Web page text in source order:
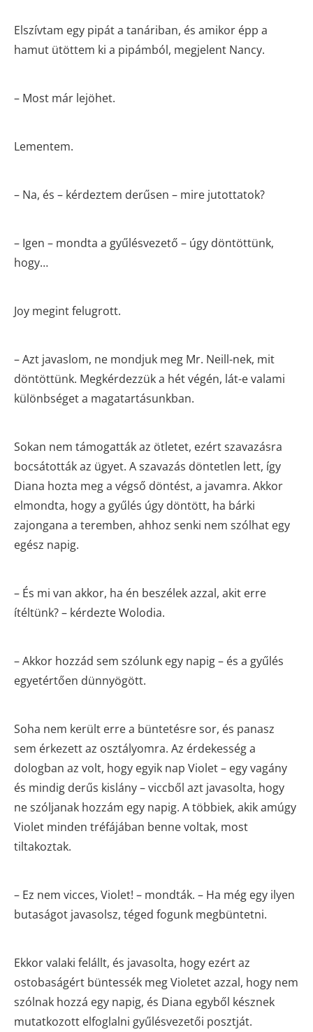
Elszívtam egy pipát a tanáriban, és amikor épp a
hamut ütöttem ki a pipámból, megjelent Nancy.
– Most már lejöhet.
Lementem.
– Na, és – kérdeztem derűsen – mire jutottatok?
– Igen – mondta a gyűlésvezető – úgy döntöttünk,
hogy…
Joy megint felugrott.
– Azt javaslom, ne mondjuk meg Mr. Neill-nek, mit
döntöttünk. Megkérdezzük a hét végén, lát-e valami
különbséget a magatartásunkban.
Sokan nem támogatták az ötletet, ezért szavazásra
bocsátották az ügyet. A szavazás döntetlen lett, így
Diana hozta meg a végső döntést, a javamra. Akkor
elmondta, hogy a gyűlés úgy döntött, ha bárki
zajongana a teremben, ahhoz senki nem szólhat egy
egész napig.
– És mi van akkor, ha én beszélek azzal, akit erre
ítéltünk? – kérdezte Wolodia.
– Akkor hozzád sem szólunk egy napig – és a gyűlés
egyetértően dünnyögött.
Soha nem került erre a büntetésre sor, és panasz
sem érkezett az osztályomra. Az érdekesség a
dologban az volt, hogy egyik nap Violet – egy vagány
és mindig derűs kislány – viccből azt javasolta, hogy
ne szóljanak hozzám egy napig. A többiek, akik amúgy
Violet minden tréfájában benne voltak, most
tiltakoztak.
– Ez nem vicces, Violet! – mondták. – Ha még egy ilyen
butaságot javasolsz, téged fogunk megbüntetni.
Ekkor valaki felállt, és javasolta, hogy ezért az
ostobaságért büntessék meg Violetet azzal, hogy nem
szólnak hozzá egy napig, és Diana egyből késznek
mutatkozott elfoglalni gyűlésvezetői posztját.